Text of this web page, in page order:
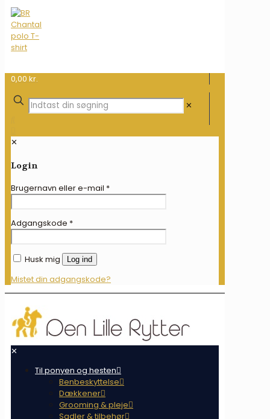
0,00 kr.
✕
✕
Login
Brugernavn eller e-mail *
Adgangskode *
Husk mig Log ind
Mistet din adgangskode?
✕
Til ponyen og hesten
Benbeskyttelse
Dækkener
Grooming & pleje
Sadler & tilbehør